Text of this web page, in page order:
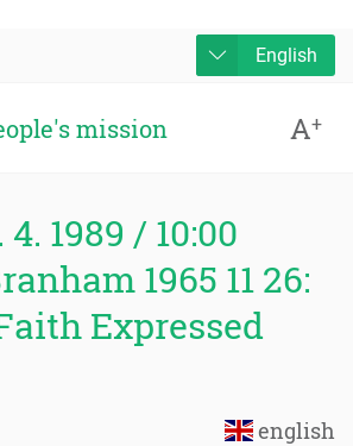
English
mission A+
1989 / 10:00
1965 11 26:
Expressed
english